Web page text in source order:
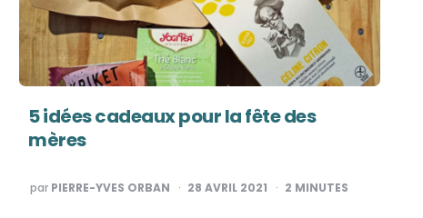
5 idées cadeaux pour la fête des
mères
PUBLIÉ
PAR
par PIERRE-YVES ORBAN 28 AVRIL 2021 2 MINUTES